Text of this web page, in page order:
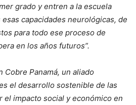
grado y entren a la escuela
capacidades neurológicas, de
para todo ese proceso de
en los años futuros”.
Cobre Panamá, un aliado
el desarrollo sostenible de las
el impacto social y económico en